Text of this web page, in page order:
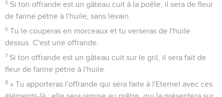
5 Si ton offrande est un gâteau cuit à la poêle, il sera de fleur
de farine pétrie à l'huile, sans levain.
6 Tu le couperas en morceaux et tu verseras de l'huile
dessus. C'est une offrande.
7 Si ton offrande est un gâteau cuit sur le gril, il sera fait de
fleur de farine pétrie à l'huile.
8 » Tu apporteras l'offrande qui sera faite à l'Eternel avec ces